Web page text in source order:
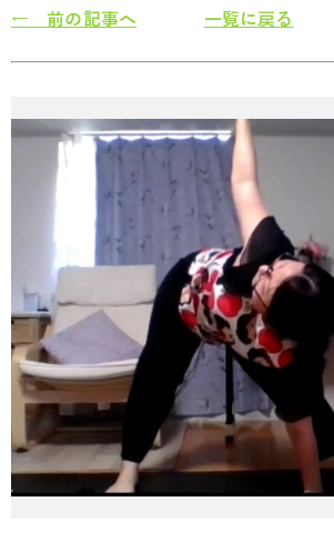
← 前の記事へ 一覧に戻る